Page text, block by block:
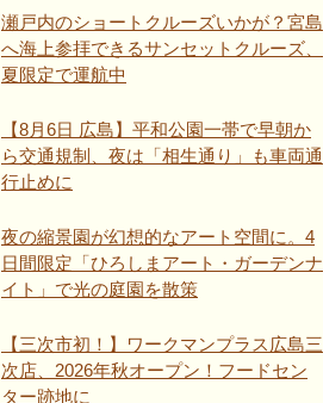
瀬戸内のショートクルーズいかが？宮島
へ海上参拝できるサンセットクルーズ、
夏限定で運航中
【8月6日 広島】平和公園一帯で早朝か
ら交通規制、夜は「相生通り」も車両通
行止めに
夜の縮景園が幻想的なアート空間に。4
日間限定「ひろしまアート・ガーデンナ
イト」で光の庭園を散策
【三次市初！】ワークマンプラス広島三
次店、2026年秋オープン！フードセン
ター跡地に